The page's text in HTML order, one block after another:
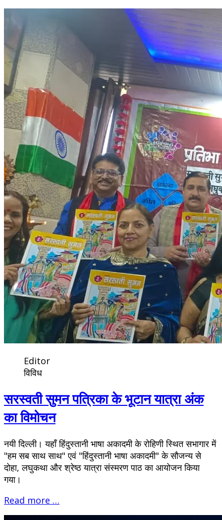
Editor
विविध
सरस्वती सुमन पत्रिका के भूटान यात्रा अंक
का विमोचन
नयी दिल्ली। यहाँ हिंदुस्तानी भाषा अकादमी के रोहिणी स्थित सभागार में
"हम सब साथ साथ" एवं "हिंदुस्तानी भाषा अकादमी" के सौजन्य से
दोहा, लघुकथा और श्रेष्ठ यात्रा संस्मरण पाठ का आयोजन किया
गया।
Read more …